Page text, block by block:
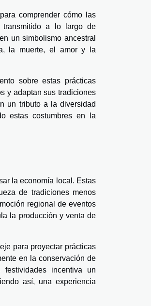
comprender cómo las
transmitido a lo largo de
un simbolismo ancestral
la muerte, el amor y la
sobre estas prácticas
y adaptan sus tradiciones
un tributo a la diversidad
estas costumbres en la
la economía local. Estas
de tradiciones menos
regional de eventos
la producción y venta de
para proyectar prácticas
en la conservación de
incentiva un
así, una experiencia